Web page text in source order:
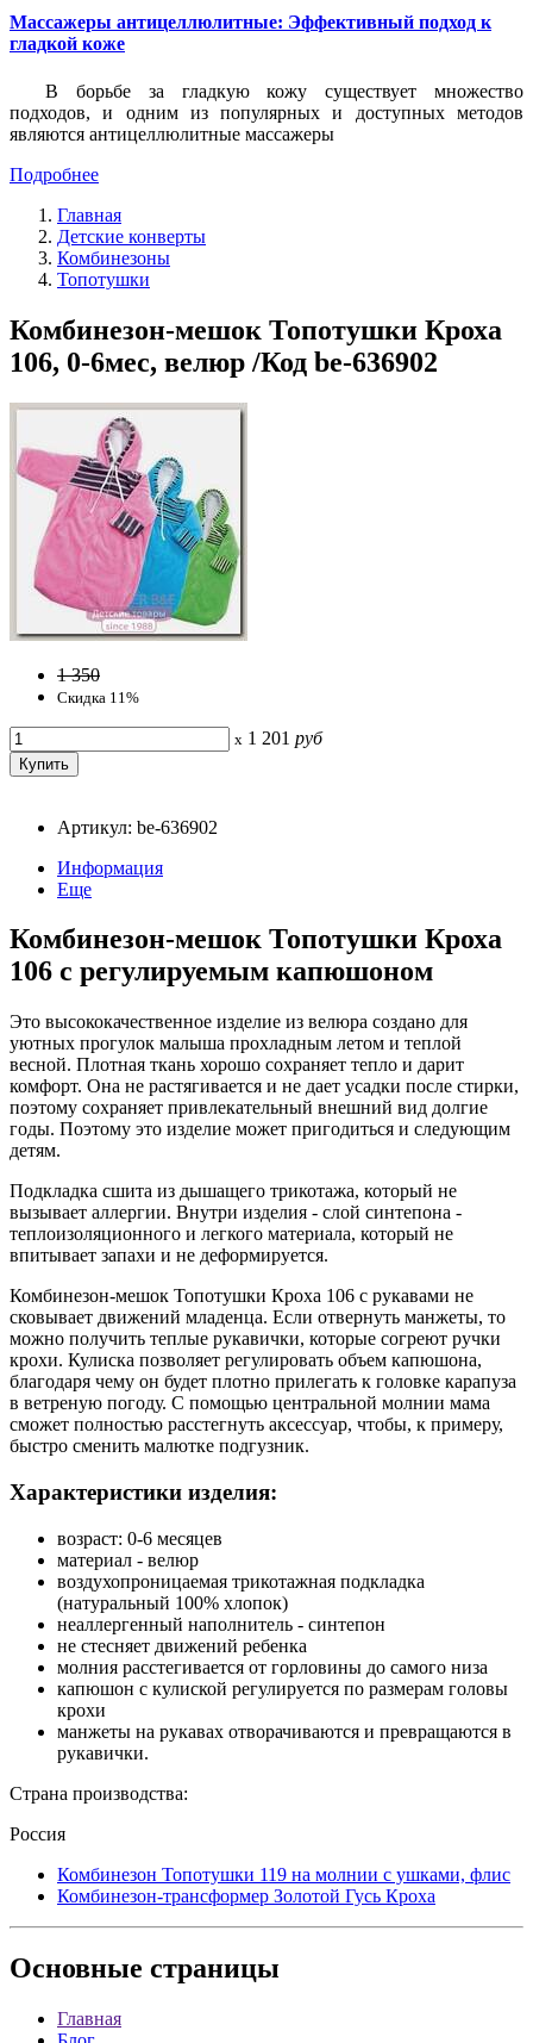
Массажеры антицеллюлитные: Эффективный подход к
гладкой коже
В борьбе за гладкую кожу существует множество
подходов, и одним из популярных и доступных методов
являются антицеллюлитные массажеры
Подробнее
Главная
Детские конверты
Комбинезоны
Топотушки
Комбинезон-мешок Топотушки Кроха
106, 0-6мес, велюр /Код be-636902
1 350
Скидка 11%
x 1 201 руб
Артикул: be-636902
Информация
Еще
Комбинезон-мешок Топотушки Кроха
106 с регулируемым капюшоном
Это высококачественное изделие из велюра создано для
уютных прогулок малыша прохладным летом и теплой
весной. Плотная ткань хорошо сохраняет тепло и дарит
комфорт. Она не растягивается и не дает усадки после стирки,
поэтому сохраняет привлекательный внешний вид долгие
годы. Поэтому это изделие может пригодиться и следующим
детям.
Подкладка сшита из дышащего трикотажа, который не
вызывает аллергии. Внутри изделия - слой синтепона -
теплоизоляционного и легкого материала, который не
впитывает запахи и не деформируется.
Комбинезон-мешок Топотушки Кроха 106 с рукавами не
сковывает движений младенца. Если отвернуть манжеты, то
можно получить теплые рукавички, которые согреют ручки
крохи. Кулиска позволяет регулировать объем капюшона,
благодаря чему он будет плотно прилегать к головке карапуза
в ветреную погоду. С помощью центральной молнии мама
сможет полностью расстегнуть аксессуар, чтобы, к примеру,
быстро сменить малютке подгузник.
Характеристики изделия:
возраст: 0-6 месяцев
материал - велюр
воздухопроницаемая трикотажная подкладка
(натуральный 100% хлопок)
неаллергенный наполнитель - синтепон
не стесняет движений ребенка
молния расстегивается от горловины до самого низа
капюшон с кулиской регулируется по размерам головы
крохи
манжеты на рукавах отворачиваются и превращаются в
рукавички.
Страна производства:
Россия
Комбинезон Топотушки 119 на молнии с ушками, флис
Комбинезон-трансформер Золотой Гусь Кроха
Основные страницы
Главная